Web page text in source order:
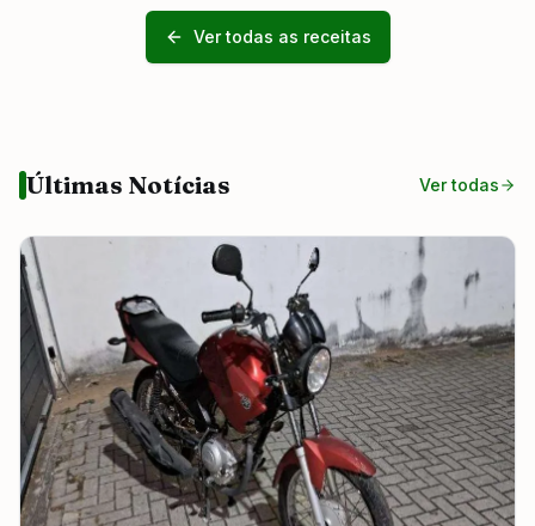
Ver todas as receitas
Últimas Notícias Ver todas